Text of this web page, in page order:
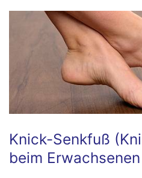
Knick-Senkfuß
beim Erwachsenen